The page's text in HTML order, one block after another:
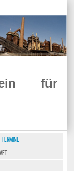
für